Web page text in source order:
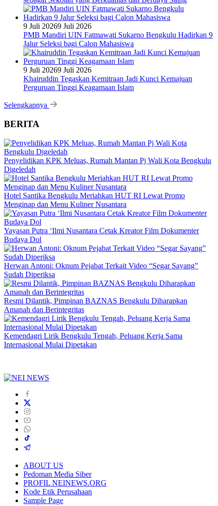
9 Juli 20269 Juli 2026
PMB Mandiri UIN Fatmawati Sukarno Bengkulu Hadirkan 9
Jalur Seleksi bagi Calon Mahasiswa
9 Juli 20269 Juli 2026
Khairuddin Tegaskan Kemitraan Jadi Kunci Kemajuan
Perguruan Tinggi Keagamaan Islam
Selengkapnya
BERITA
Penyelidikan KPK Meluas, Rumah Mantan Pj Wali Kota Bengkulu
Digeledah
Hotel Santika Bengkulu Meriahkan HUT RI Lewat Promo
Menginap dan Menu Kuliner Nusantara
Yayasan Putra ‘Ilmi Nusantara Cetak Kreator Film Dokumenter
Budaya Dol
Herwan Antoni: Oknum Pejabat Terkait Video “Segar Sayang”
Sudah Diperiksa
Resmi Dilantik, Pimpinan BAZNAS Bengkulu Diharapkan
Amanah dan Berintegritas
Kemendagri Lirik Bengkulu Tengah, Peluang Kerja Sama
Internasional Mulai Dipetakan
ABOUT US
Pedoman Media Siber
PROFIL NEINEWS.ORG
Kode Etik Perusahaan
Sample Page